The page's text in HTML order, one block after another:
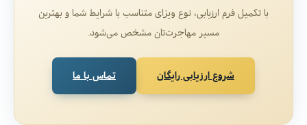
با تکمیل فرم ارزیابی، نوع ویزای متناسب با شرایط شما و بهترین
مسیر مهاجرت‌تان مشخص می‌شود.
شروع ارزیابی رایگان تماس با ما